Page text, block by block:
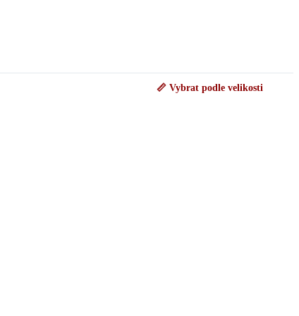
📏 Vybrat podle velikosti